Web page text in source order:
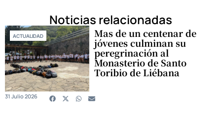
Noticias relacionadas
ACTUALIDAD Mas de un centenar de
jóvenes culminan su
peregrinación al
Monasterio de Santo
Toribio de Liébana
31 Julio 2026